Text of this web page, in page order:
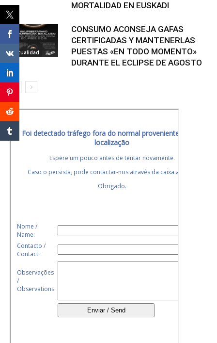
MORTALIDAD EN EUSKADI
Actualidad
CONSUMO ACONSEJA GAFAS
CERTIFICADAS Y MANTENERLAS
PUESTAS «EN TODO MOMENTO»
DURANTE EL ECLIPSE DE AGOSTO